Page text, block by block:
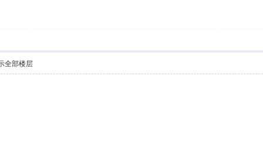
全部楼层